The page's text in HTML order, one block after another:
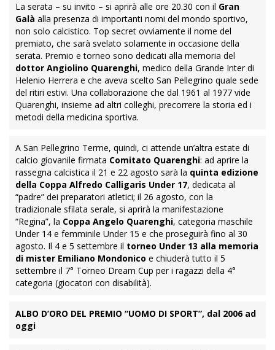
La serata – su invito – si aprirà alle ore 20.30 con il Gran
Galà alla presenza di importanti nomi del mondo sportivo,
non solo calcistico. Top secret ovviamente il nome del
premiato, che sarà svelato solamente in occasione della
serata. Premio e torneo sono dedicati alla memoria del
dottor Angiolino Quarenghi, medico della Grande Inter di
Helenio Herrera e che aveva scelto San Pellegrino quale sede
del ritiri estivi. Una collaborazione che dal 1961 al 1977 vide
Quarenghi, insieme ad altri colleghi, precorrere la storia ed i
metodi della medicina sportiva.
A San Pellegrino Terme, quindi, ci attende un’altra estate di
calcio giovanile firmata Comitato Quarenghi: ad aprire la
rassegna calcistica il 21 e 22 agosto sarà la quinta edizione
della Coppa Alfredo Calligaris Under 17, dedicata al
“padre” dei preparatori atletici; il 26 agosto, con la
tradizionale sfilata serale, si aprirà la manifestazione
“Regina”, la Coppa Angelo Quarenghi, categoria maschile
Under 14 e femminile Under 15 e che proseguirà fino al 30
agosto. Il 4 e 5 settembre il torneo Under 13 alla memoria
di mister Emiliano Mondonico e chiuderà tutto il 5
settembre il 7° Torneo Dream Cup per i ragazzi della 4°
categoria (giocatori con disabilità).
ALBO D’ORO DEL PREMIO “UOMO DI SPORT”, dal 2006 ad
oggi